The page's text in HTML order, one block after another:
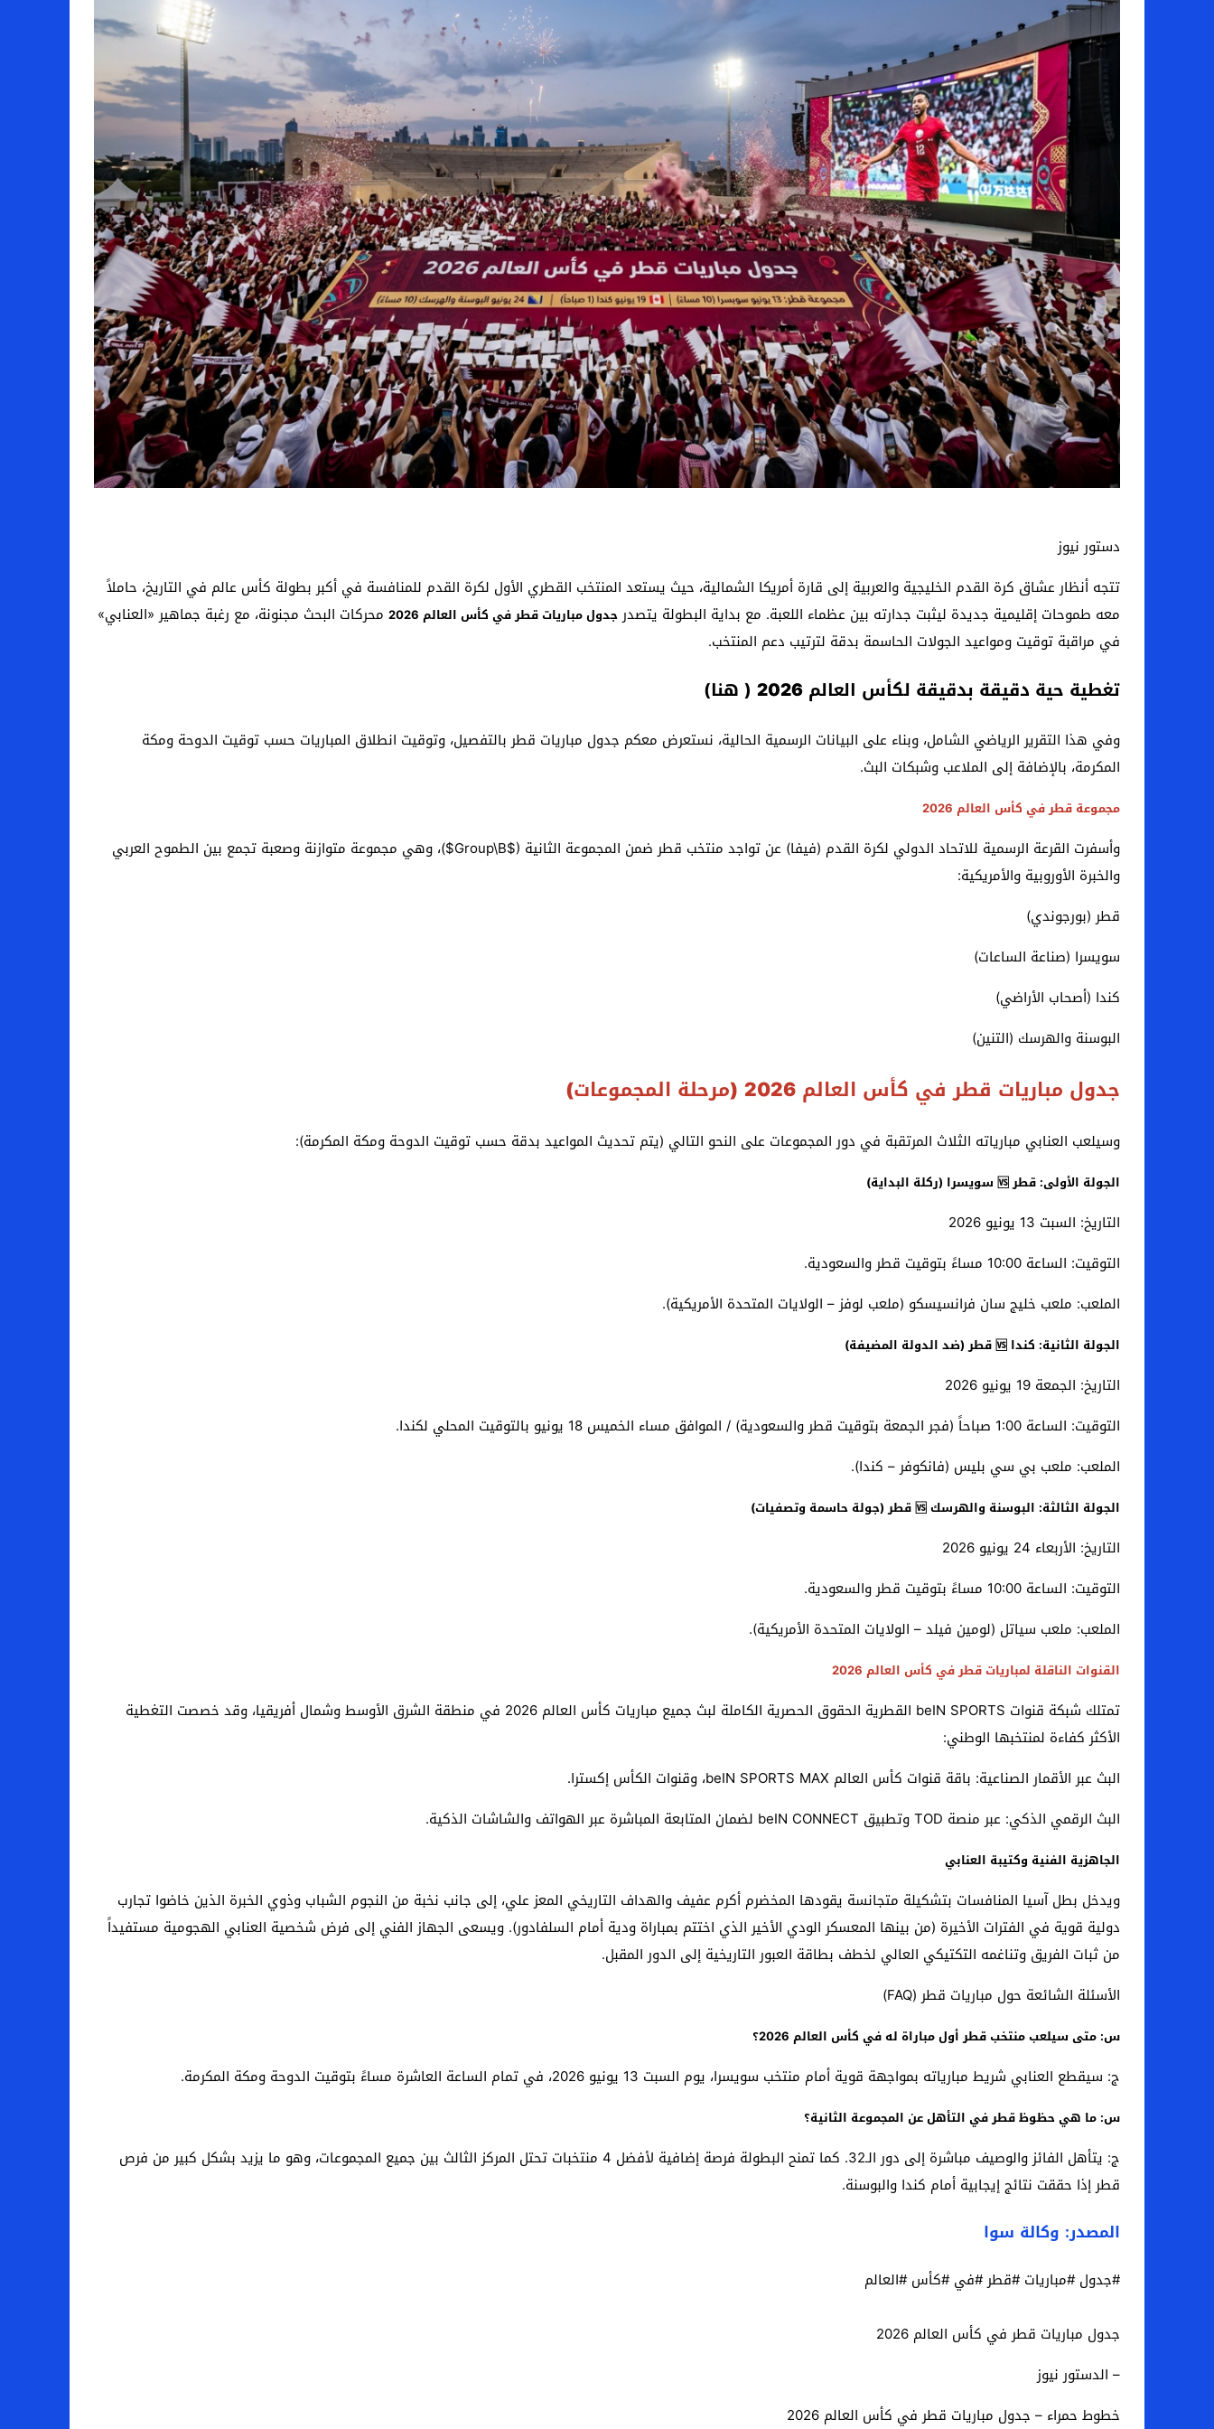
اخبار الرياضة – اليويفا يعقد اجتماعا طارئا لبحث خطة الفيفا لبيع حصة في كيان تجاري جديد
عالم الجريمة – ب الأمن والقضاء – في الصورة: إحباط عمليتين لتهريب مادة الكبتاجون إلى الخليج
عالم الجريمة – قُتل أربعة مهاجرين غير شرعيين أثناء محاولتهم عبور القناة الإنجليزية باتجاه بريطانيا
مال و اعمال – انكماش الاقتصاد السعودي للمرة الأولى منذ عامين ونصف
دستور نيوز
تتجه أنظار عشاق كرة القدم الخليجية والعربية إلى قارة أمريكا الشمالية، حيث يستعد المنتخب القطري الأول لكرة القدم للمنافسة في أكبر بطولة كأس عالم في التاريخ، حاملاً
معه طموحات إقليمية جديدة ليثبت جدارته بين عظماء اللعبة. مع بداية البطولة يتصدرجدول مباريات قطر في كأس العالم 2026
محركات البحث مجنونة، مع رغبة جماهير «العنابي»
في مراقبة توقيت ومواعيد الجولات الحاسمة بدقة لترتيب دعم المنتخب.
تغطية حية دقيقة بدقيقة لكأس العالم 2026 (هنا)
وفي هذا التقرير الرياضي الشامل، وبناء على البيانات الرسمية الحالية، نستعرض معكم جدول مباريات قطر بالتفصيل، وتوقيت انطلاق المباريات حسب توقيت الدوحة ومكة
المكرمة، بالإضافة إلى الملاعب وشبكات البث.
مجموعة قطر في كأس العالم 2026
وأسفرت القرعة الرسمية للاتحاد الدولي لكرة القدم (فيفا) عن تواجد منتخب قطر ضمن المجموعة الثانية ($Group\B$)، وهي مجموعة متوازنة وصعبة تجمع بين الطموح العربي
والخبرة الأوروبية والأمريكية:
قطر (بورجوندي)
سويسرا (صناعة الساعات)
كندا (أصحاب الأراضي)
البوسنة والهرسك (التنين)
جدول مباريات قطر في كأس العالم 2026 (مرحلة المجموعات)
وسيلعب العنابي مبارياته الثلاث المرتقبة في دور المجموعات على النحو التالي (يتم تحديث المواعيد بدقة حسب توقيت الدوحة ومكة المكرمة):
الجولة الأولى: قطر 🆚 سويسرا (ركلة البداية)
التاريخ: السبت 13 يونيو 2026
التوقيت: الساعة 10:00 مساءً بتوقيت قطر والسعودية.
الملعب: ملعب خليج سان فرانسيسكو (ملعب لوفز – الولايات المتحدة الأمريكية).
الجولة الثانية: كندا 🆚 قطر (ضد الدولة المضيفة)
التاريخ: الجمعة 19 يونيو 2026
التوقيت: الساعة 1:00 صباحاً (فجر الجمعة بتوقيت قطر والسعودية) / الموافق مساء الخميس 18 يونيو بالتوقيت المحلي لكندا.
الملعب: ملعب بي سي بليس (فانكوفر – كندا).
الجولة الثالثة: البوسنة والهرسك 🆚 قطر (جولة حاسمة وتصفيات)
التاريخ: الأربعاء 24 يونيو 2026
التوقيت: الساعة 10:00 مساءً بتوقيت قطر والسعودية.
الملعب: ملعب سياتل (لومين فيلد – الولايات المتحدة الأمريكية).
القنوات الناقلة لمباريات قطر في كأس العالم 2026
تمتلك شبكة قنوات beIN SPORTS القطرية الحقوق الحصرية الكاملة لبث جميع مباريات كأس العالم 2026 في منطقة الشرق الأوسط وشمال أفريقيا، وقد خصصت التغطية
الأكثر كفاءة لمنتخبها الوطني:
البث عبر الأقمار الصناعية: باقة قنوات كأس العالم beIN SPORTS MAX، وقنوات الكأس إكسترا.
البث الرقمي الذكي: عبر منصة TOD وتطبيق beIN CONNECT لضمان المتابعة المباشرة عبر الهواتف والشاشات الذكية.
الجاهزية الفنية وكتيبة العنابي
ويدخل بطل آسيا المنافسات بتشكيلة متجانسة يقودها المخضرم أكرم عفيف والهداف التاريخي المعز علي، إلى جانب نخبة من النجوم الشباب وذوي الخبرة الذين خاضوا تجارب
دولية قوية في الفترات الأخيرة (من بينها المعسكر الودي الأخير الذي اختتم بمباراة ودية أمام السلفادور). ويسعى الجهاز الفني إلى فرض شخصية العنابي الهجومية مستفيداً
من ثبات الفريق وتناغمه التكتيكي العالي لخطف بطاقة العبور التاريخية إلى الدور المقبل.
الأسئلة الشائعة حول مباريات قطر (FAQ)
س: متى سيلعب منتخب قطر أول مباراة له في كأس العالم 2026؟
ج: سيقطع العنابي شريط مبارياته بمواجهة قوية أمام منتخب سويسرا، يوم السبت 13 يونيو 2026، في تمام الساعة العاشرة مساءً بتوقيت الدوحة ومكة المكرمة.
س: ما هي حظوظ قطر في التأهل عن المجموعة الثانية؟
ج: يتأهل الفائز والوصيف مباشرة إلى دور الـ32. كما تمنح البطولة فرصة إضافية لأفضل 4 منتخبات تحتل المركز الثالث بين جميع المجموعات، وهو ما يزيد بشكل كبير من فرص
قطر إذا حققت نتائج إيجابية أمام كندا والبوسنة.
المصدر: وكالة سوا
#جدول #مباريات #قطر #في #كأس #العالم
جدول مباريات قطر في كأس العالم 2026
– الدستور نيوز
خطوط حمراء – جدول مباريات قطر في كأس العالم 2026